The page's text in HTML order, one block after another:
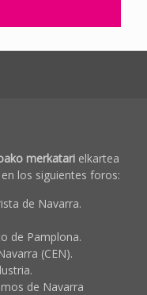
merkatarielkartea
los siguientes foros:
de Navarra.
de Pamplona.
(CEN).
de Navarra